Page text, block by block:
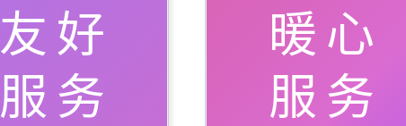
友好
服务
暖心
服务